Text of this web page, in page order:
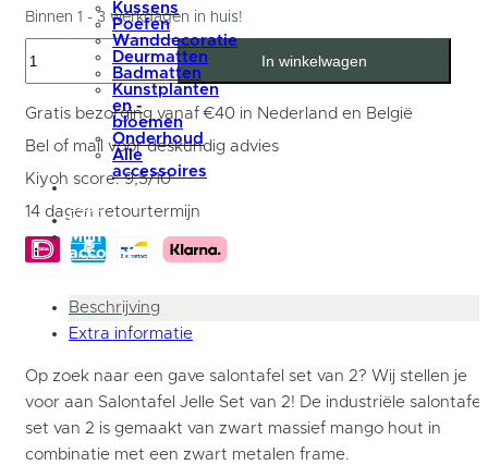
Kussens
Poefen
Wanddecoratie
Deurmatten
Badmatten
Kunstplanten
en -
bloemen
Onderhoud
Alle
accessoires
summer
sale
blog
Mijn
account
139,95.79,95.
Binnen 1 - 3 werkdagen in huis!
Industriële
Salontafel
2
-
Mangohout
aantal
In winkelwagen
Gratis bezorging vanaf €40 in Nederland en België
Bel of mail voor deskundig advies
Kiyoh score: 9,5/10
14 dagen retourtermijn
Beschrijving
Extra informatie
Op zoek naar een gave salontafel set van 2? Wij stellen je
voor aan Salontafel Jelle Set van 2! De industriële salontafel
set van 2 is gemaakt van zwart massief mango hout in
combinatie met een zwart metalen frame.